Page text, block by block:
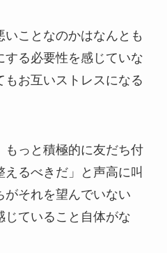
ことなのかはなんとも
る必要性を感じていな
お互いストレスになる
もっと積極的に友だち付
るべきだ」と声高に叫
がそれを望んでいない
じていること自体がな